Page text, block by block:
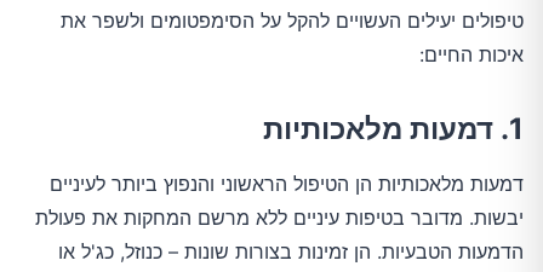
טיפולים יעילים העשויים להקל על הסימפטומים ולשפר את
איכות החיים:
1. דמעות מלאכותיות
דמעות מלאכותיות הן הטיפול הראשוני והנפוץ ביותר לעיניים
יבשות. מדובר בטיפות עיניים ללא מרשם המחקות את פעולת
הדמעות הטבעיות. הן זמינות בצורות שונות – כנוזל, כג'ל או